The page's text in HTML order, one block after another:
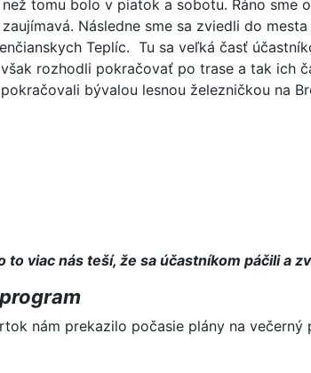
tomu bolo v piatok a sobotu. Ráno sme
Následne sme sa zviedli do
Teplíc. Tu sa veľká časť
rozhodli pokračovať po trase a tak ich
bývalou lesnou železničkou na
viac nás teší, že sa účastníkom páčili a
nám prekazilo počasie plány na večerný